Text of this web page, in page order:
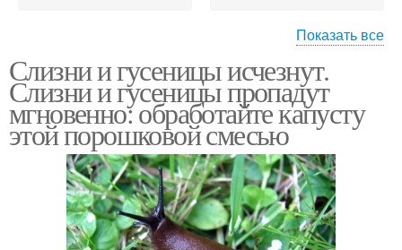
Испанские слизни Слизни в подмосковье
Гигантские слизни Испанский слизень
Показать все
Слизни и гусеницы исчезнут.
Слизни и гусеницы пропадут
мгновенно: обработайте капусту
этой порошковой смесью